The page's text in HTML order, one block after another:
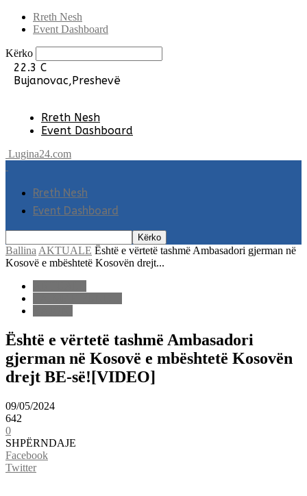
Rreth Nesh
Event Dashboard
Kërko
22.3 C
Bujanovac,Preshevë
Rreth Nesh
Event Dashboard
Lugina24.com
Rreth Nesh
Event Dashboard
Ballina AKTUALE Është e vërtetë tashmë Ambasadori gjerman në
Kosovë e mbështetë Kosovën drejt...
Është e vërtetë tashmë Ambasadori
gjerman në Kosovë e mbështetë Kosovën
drejt BE-së![VIDEO]
09/05/2024
642
0
SHPËRNDAJE
Facebook
Twitter